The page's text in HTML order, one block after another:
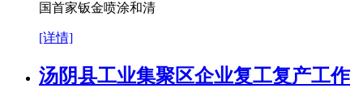
国首家钣金喷涂和清
[详情]
汤阴县工业集聚区企业复工复产工作